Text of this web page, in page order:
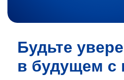
Будьте
в будущем с